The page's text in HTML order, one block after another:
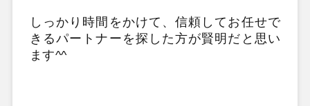
しっかり時間をかけて、信頼してお任せで
きるパートナーを探した方が賢明だと思い
ます^^